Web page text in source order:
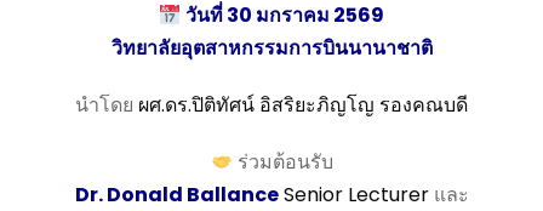
วันที่ 30 มกราคม 2569
วิทยาลัยอุตสาหกรรมการบินนานาชาติ
นำโดย ผศ.ดร.ปิติทัศน์ อิสริยะภิญโญ รองคณบดี
ร่วมต้อนรับ
Dr. Donald BallanceSenior Lecturerและ